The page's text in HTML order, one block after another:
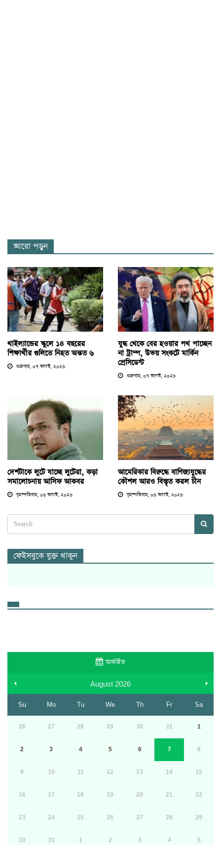
আরো পড়ুন
থাইল্যান্ডের স্কুলে ১৪ বছরের
শিক্ষার্থীর গুলিতে নিহত অন্তত ৬
শুক্রবার, ০৭ আগস্ট, ২০২৬
যুদ্ধ থেকে বের হওয়ার পথ পাচ্ছেন
না ট্রাম্প, উভয় সংকটে মার্কিন
প্রেসিডেন্ট
শুক্রবার, ০৭ আগস্ট, ২০২৬
দেশটাকে লুটে যাচ্ছে লুটেরা, কড়া
সমালোচনায় আসিফ আকবর
বৃহস্পতিবার, ০৬ আগস্ট, ২০২৬
আমেরিকার বিরুদ্ধে বাণিজ্যযুদ্ধের
কৌশল আরও বিস্তৃত করল চীন
বৃহস্পতিবার, ০৬ আগস্ট, ২০২৬
ফেইসবুকে যুক্ত থাকুন
আর্কাইভ
August 2026
Su Mo Tu We Th Fr Sa
26 27 28 29 30 31 1
2 3 4 5 6 7 8
9 10 11 12 13 14 15
16 17 18 19 20 21 22
23 24 25 26 27 28 29
30 31 1 2 3 4 5